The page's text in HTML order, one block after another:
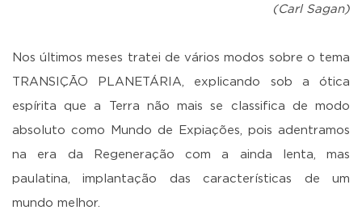
(Carl Sagan)
Nos últimos meses tratei de vários modos sobre o tema
TRANSIÇÃO PLANETÁRIA, explicando sob a ótica
espírita que a Terra não mais se classifica de modo
absoluto como Mundo de Expiações, pois adentramos
na era da Regeneração com a ainda lenta, mas
paulatina, implantação das características de um
mundo melhor.